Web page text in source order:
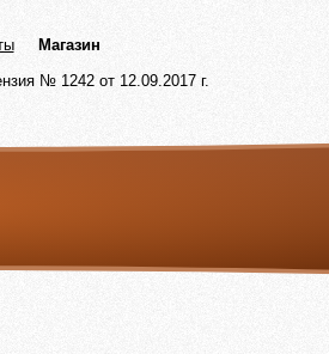
Магазин
№ 1242 от 12.09.2017 г.